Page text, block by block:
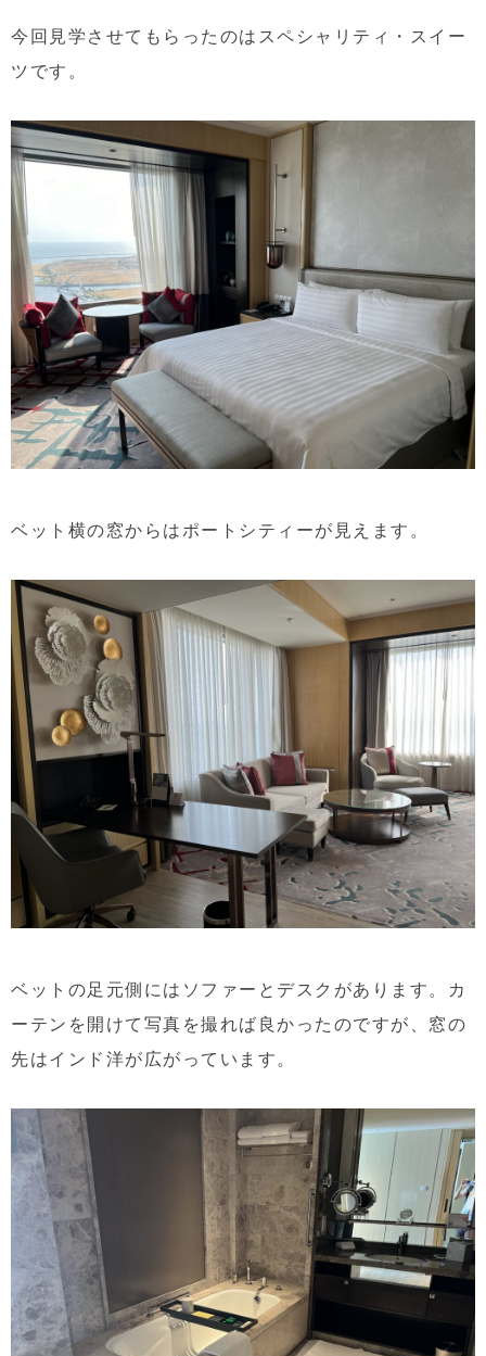
今回見学させてもらったのはスペシャリティ・スイー
ツです。
ベット横の窓からはポートシティーが見えます。
ベットの足元側にはソファーとデスクがあります。カ
ーテンを開けて写真を撮れば良かったのですが、窓の
先はインド洋が広がっています。